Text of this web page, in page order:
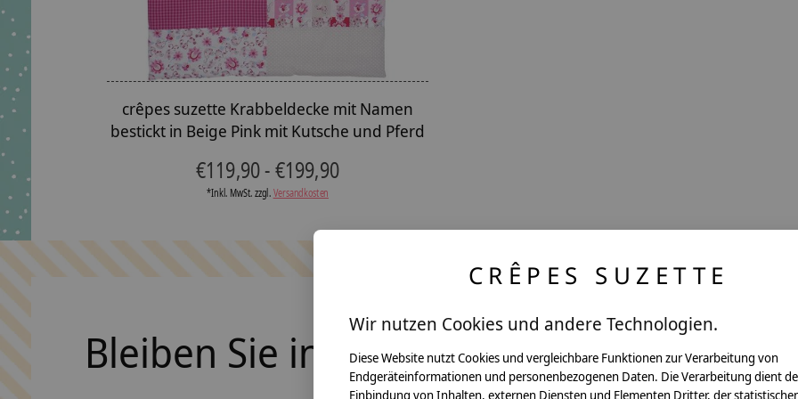
crêpes suzette Krabbeldecke mit Namen
bestickt in Beige Pink mit Kutsche und Pferd
€119,90 - €199,90
*Inkl. MwSt. zzgl.Versandkosten
Bleiben Sie in Kontakt
CRÊPES SUZETTE
Wir nutzen Cookies und andere Technologien.
Diese Website nutzt Cookies und vergleichbare Funktionen zur Verarbeitung von
Endgeräteinformationen und personenbezogenen Daten. Die Verarbeitung dient
Einbindung von Inhalten, externen Diensten und Elementen Dritter, der